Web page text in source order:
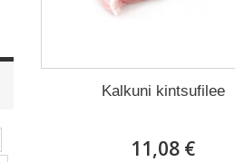
Kalkuni kintsufilee
11,08 €